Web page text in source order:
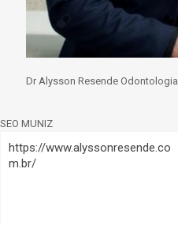
Dr Alysson Resende Odontologia
SEO MUNIZ